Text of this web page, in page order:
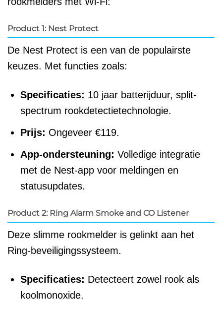
Product 1: Nest Protect
De Nest Protect is een van de populairste
keuzes. Met functies zoals:
Specificaties: 10 jaar batterijduur, split-
spectrum rookdetectietechnologie.
Prijs: Ongeveer €119.
App-ondersteuning: Volledige integratie
met de Nest-app voor meldingen en
statusupdates.
Product 2: Ring Alarm Smoke and CO Listener
Deze slimme rookmelder is gelinkt aan het
Ring-beveiligingssysteem.
Specificaties: Detecteert zowel rook als
koolmonoxide.